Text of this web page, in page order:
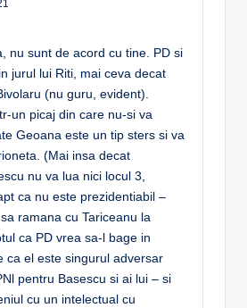
nu sunt de acord cu tine. PD si
jurul lui Riti, mai ceva decat
(nu guru, evident).
un picaj din care nu-si va
Geoana este un tip sters si va
(Mai insa decat
nu va lua nici locul 3,
ca nu este prezidentiabil –
ramana cu Tariceanu la
ca PD vrea sa-l bage in
ca el este singurul adversar
pentru Basescu si ai lui – si
cu un intelectual cu